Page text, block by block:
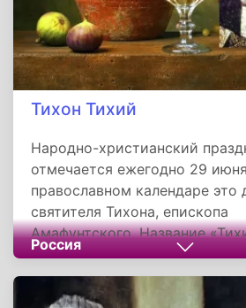
Тихон Тихий
Народно-христианский
отмечается ежегодно 29
православном календаре это
святителя Тихона, епископа
Амафунтского. Название
получил в народе за то, что
затихают, а солнце на небе
обычного. В этот день Тихону
Россия